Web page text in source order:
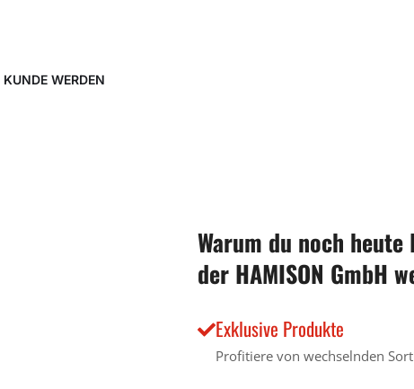
KUNDE WERDEN
Warum du noch heute
der HAMISON GmbH
Exklusive Produkte
Profitiere von wechselnden